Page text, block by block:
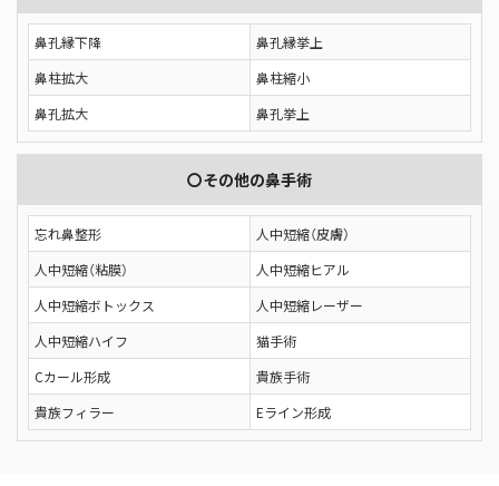
鼻孔縁下降
鼻孔縁挙上
鼻柱拡大
鼻柱縮小
鼻孔拡大
鼻孔挙上
〇その他の鼻手術
忘れ鼻整形
人中短縮（皮膚）
人中短縮（粘膜）
人中短縮ヒアル
人中短縮ボトックス
人中短縮レーザー
人中短縮ハイフ
猫手術
Cカール形成
貴族手術
貴族フィラー
Eライン形成